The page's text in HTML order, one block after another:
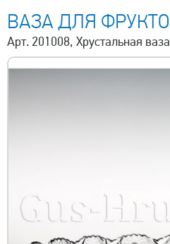
ВАЗА ДЛЯ
Арт. 201008, Хрустальная